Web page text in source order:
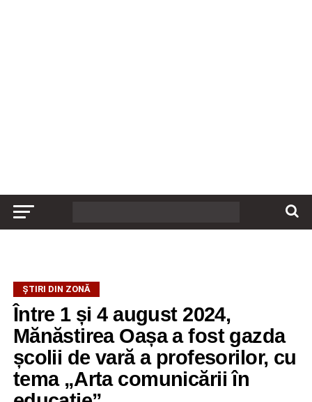
ȘTIRI DIN ZONĂ
Între 1 și 4 august 2024,
Mănăstirea Oașa a fost gazda
școlii de vară a profesorilor, cu
tema „Arta comunicării în